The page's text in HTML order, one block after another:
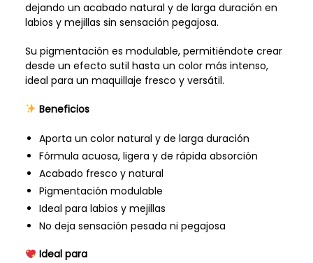
dejando un acabado natural y de larga duración en
labios y mejillas sin sensación pegajosa.
Su pigmentación es modulable, permitiéndote crear
desde un efecto sutil hasta un color más intenso,
ideal para un maquillaje fresco y versátil.
Beneficios
Aporta un color natural y de larga duración
Fórmula acuosa, ligera y de rápida absorción
Acabado fresco y natural
Pigmentación modulable
Ideal para labios y mejillas
No deja sensación pesada ni pegajosa
Ideal para